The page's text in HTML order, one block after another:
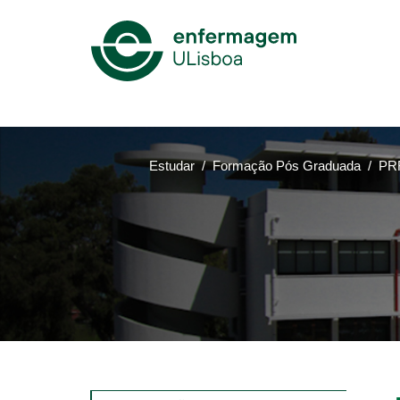
Mega
Menu
Estudar Formação Pós Graduada